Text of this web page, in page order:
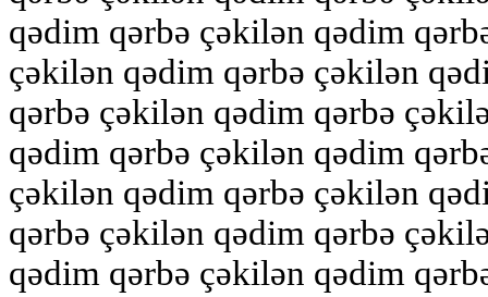
qədim qərbə çəkilən qədim
çəkilən qədim qərbə çəkilən
qərbə çəkilən qədim qərbə
qədim qərbə çəkilən qədim
çəkilən qədim qərbə çəkilən
qərbə çəkilən qədim qərbə
qədim qərbə çəkilən qədim